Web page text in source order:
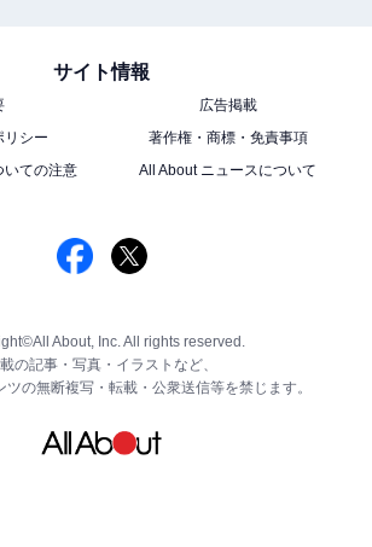
サイト情報
広告掲載
リシー
著作権・商標・免責事項
いての注意
All About ニュースについて
About, Inc. All rights reserved.
の記事・写真・イラストなど、
の無断複写・転載・公衆送信等を禁じます。